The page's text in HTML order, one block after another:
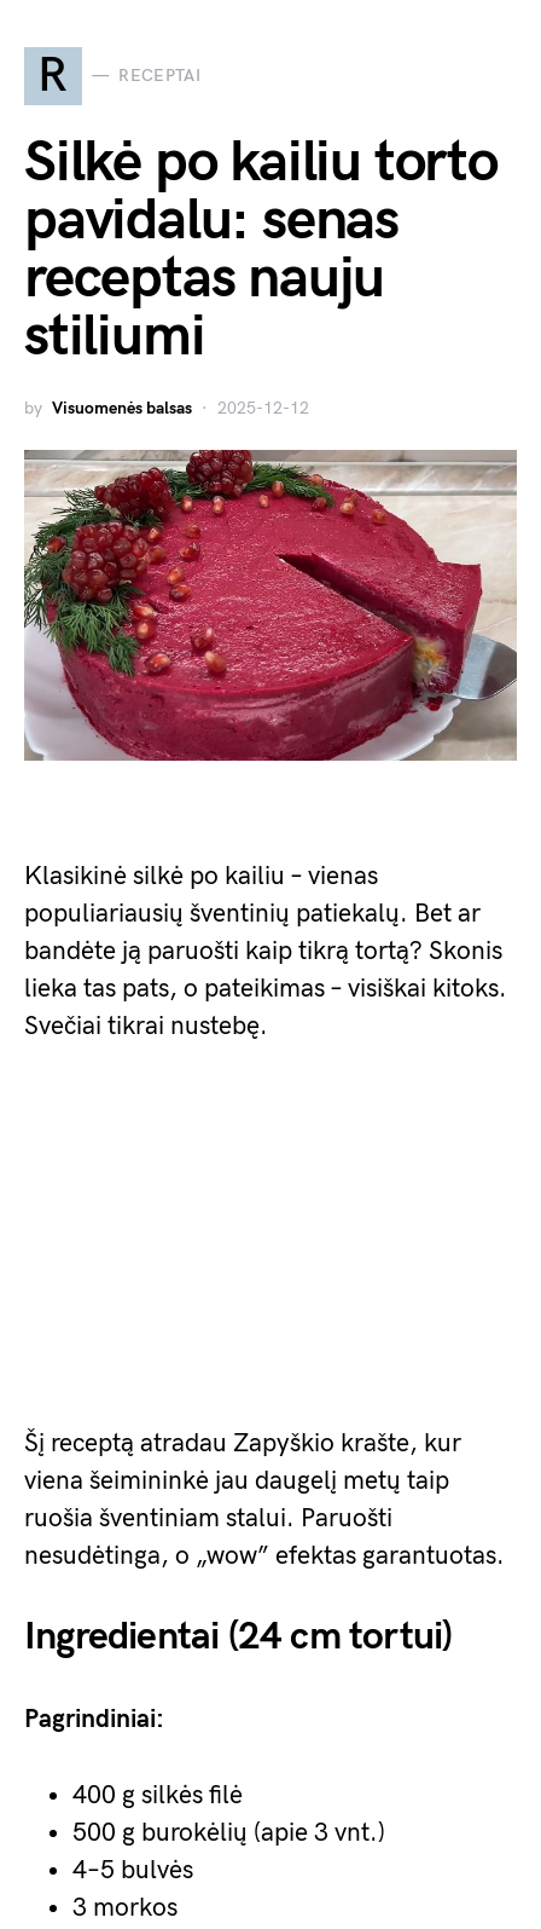
R RECEPTAI
Silkė po kailiu torto
pavidalu: senas
receptas nauju
stiliumi
by Visuomenės balsas 2025-12-12
Klasikinė silkė po kailiu – vienas
populiariausių šventinių patiekalų. Bet ar
bandėte ją paruošti kaip tikrą tortą? Skonis
lieka tas pats, o pateikimas – visiškai kitoks.
Svečiai tikrai nustebę.
Šį receptą atradau Zapyškio krašte, kur
viena šeimininkė jau daugelį metų taip
ruošia šventiniam stalui. Paruošti
nesudėtinga, o „wow” efektas garantuotas.
Ingredientai (24 cm tortui)
Pagrindiniai:
400 g silkės filė
500 g burokėlių (apie 3 vnt.)
4–5 bulvės
3 morkos